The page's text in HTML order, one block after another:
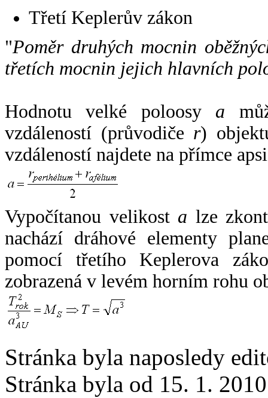
Třetí Keplerův zákon
"Poměr druhých mocnin
třetích mocnin jejich hlavních
Hodnotu velké poloosy a
vzdáleností (průvodiče r)
vzdáleností najdete na přímce
Vypočítanou velikost a lze
nachází dráhové elementy
pomocí třetího Keplerova
zobrazená v levém horním rohu
Stránka byla naposledy
Stránka byla od 15. 1.